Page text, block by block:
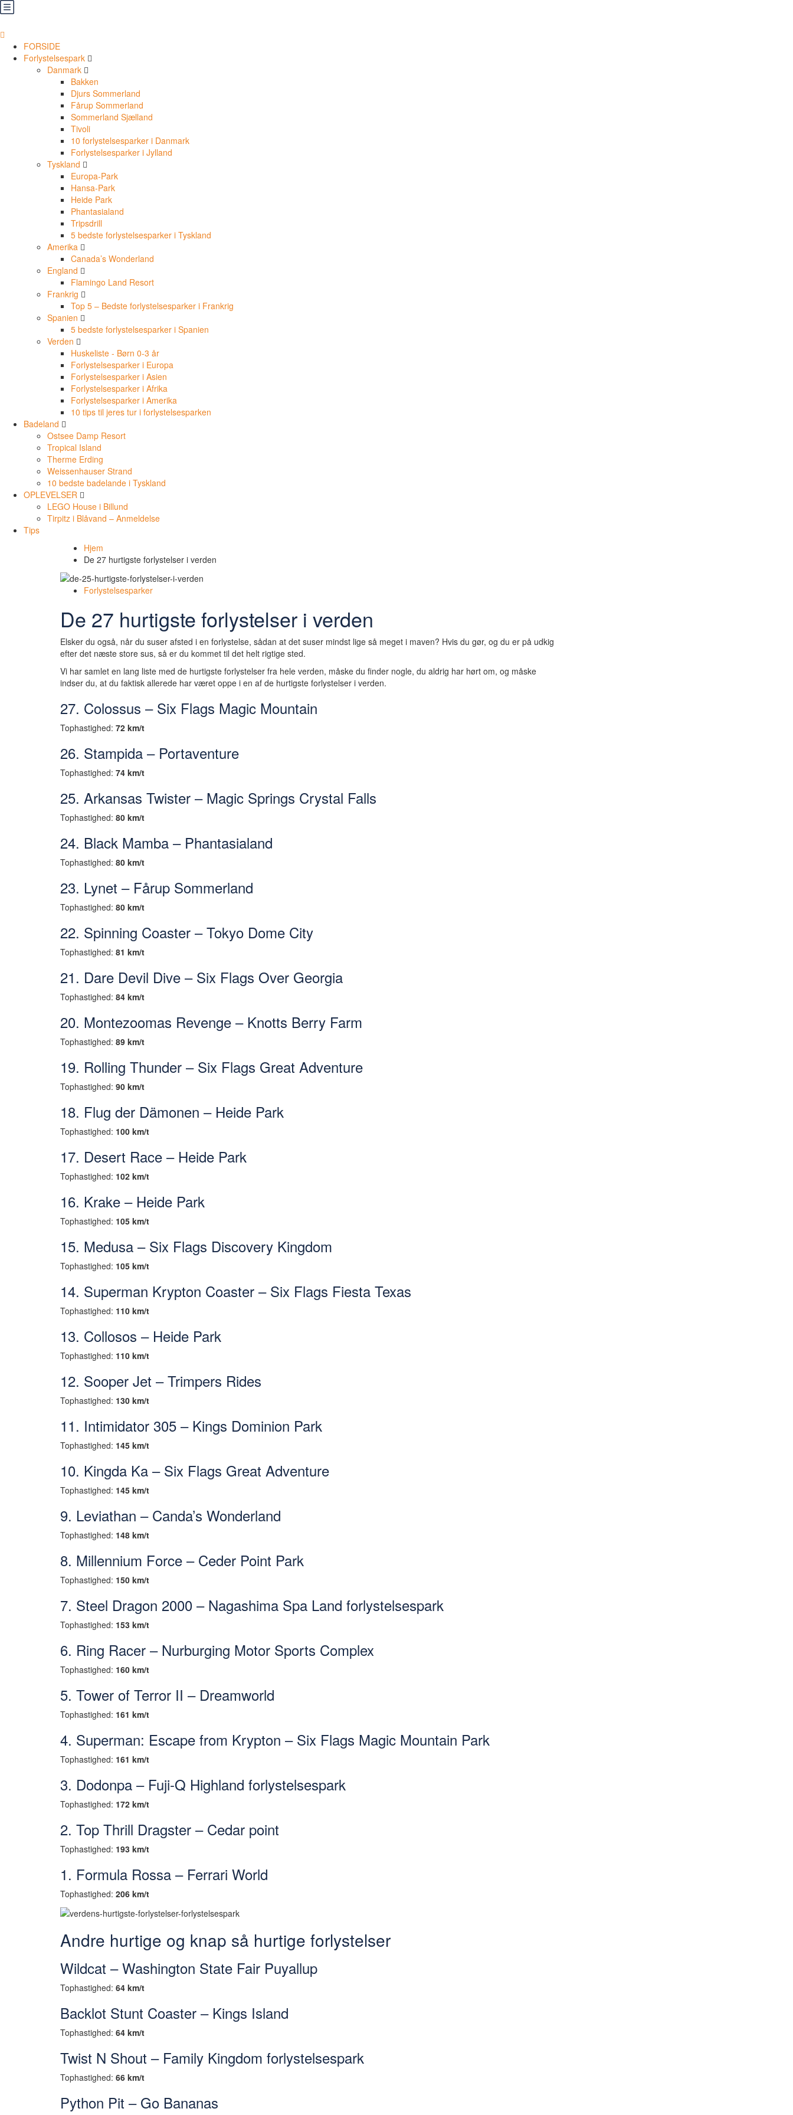
FORSIDE
Forlystelsespark
Danmark
Bakken
Djurs Sommerland
Fårup Sommerland
Sommerland Sjælland
Tivoli
10 forlystelsesparker i Danmark
Forlystelsesparker i Jylland
Tyskland
Europa-Park
Hansa-Park
Heide Park
Phantasialand
Tripsdrill
5 bedste forlystelsesparker i Tyskland
Amerika
Canada’s Wonderland
England
Flamingo Land Resort
Frankrig
Top 5 – Bedste forlystelsesparker i Frankrig
Spanien
5 bedste forlystelsesparker i Spanien
Verden
Huskeliste - Børn 0-3 år
Forlystelsesparker i Europa
Forlystelsesparker i Asien
Forlystelsesparker i Afrika
Forlystelsesparker i Amerika
10 tips til jeres tur i forlystelsesparken
Badeland
Ostsee Damp Resort
Tropical Island
Therme Erding
Weissenhauser Strand
10 bedste badelande i Tyskland
OPLEVELSER
LEGO House i Billund
Tirpitz i Blåvand – Anmeldelse
Tips
Hjem
De 27 hurtigste forlystelser i verden
Forlystelsesparker
De 27 hurtigste forlystelser i verden
Elsker du også, når du suser afsted i en forlystelse, sådan at det suser mindst lige så meget i maven? Hvis du gør, og du er på udkig
efter det næste store sus, så er du kommet til det helt rigtige sted.
Vi har samlet en lang liste med de hurtigste forlystelser fra hele verden, måske du finder nogle, du aldrig har hørt om, og måske
indser du, at du faktisk allerede har været oppe i en af de hurtigste forlystelser i verden.
27. Colossus – Six Flags Magic Mountain
Tophastighed: 72 km/t
26. Stampida – Portaventure
Tophastighed: 74 km/t
25. Arkansas Twister – Magic Springs Crystal Falls
Tophastighed: 80 km/t
24. Black Mamba – Phantasialand
Tophastighed: 80 km/t
23. Lynet – Fårup Sommerland
Tophastighed: 80 km/t
22. Spinning Coaster – Tokyo Dome City
Tophastighed: 81 km/t
21. Dare Devil Dive – Six Flags Over Georgia
Tophastighed: 84 km/t
20. Montezoomas Revenge – Knotts Berry Farm
Tophastighed: 89 km/t
19. Rolling Thunder – Six Flags Great Adventure
Tophastighed: 90 km/t
18. Flug der Dämonen – Heide Park
Tophastighed: 100 km/t
17. Desert Race – Heide Park
Tophastighed: 102 km/t
16. Krake – Heide Park
Tophastighed: 105 km/t
15. Medusa – Six Flags Discovery Kingdom
Tophastighed: 105 km/t
14. Superman Krypton Coaster – Six Flags Fiesta Texas
Tophastighed: 110 km/t
13. Collosos – Heide Park
Tophastighed: 110 km/t
12. Sooper Jet – Trimpers Rides
Tophastighed: 130 km/t
11. Intimidator 305 – Kings Dominion Park
Tophastighed: 145 km/t
10. Kingda Ka – Six Flags Great Adventure
Tophastighed: 145 km/t
9. Leviathan – Canda’s Wonderland
Tophastighed: 148 km/t
8. Millennium Force – Ceder Point Park
Tophastighed: 150 km/t
7. Steel Dragon 2000 – Nagashima Spa Land forlystelsespark
Tophastighed: 153 km/t
6. Ring Racer – Nurburging Motor Sports Complex
Tophastighed: 160 km/t
5. Tower of Terror II – Dreamworld
Tophastighed: 161 km/t
4. Superman: Escape from Krypton – Six Flags Magic Mountain Park
Tophastighed: 161 km/t
3. Dodonpa – Fuji-Q Highland forlystelsespark
Tophastighed: 172 km/t
2. Top Thrill Dragster – Cedar point
Tophastighed: 193 km/t
1. Formula Rossa – Ferrari World
Tophastighed: 206 km/t
Andre hurtige og knap så hurtige forlystelser
Wildcat – Washington State Fair Puyallup
Tophastighed: 64 km/t
Backlot Stunt Coaster – Kings Island
Tophastighed: 64 km/t
Twist N Shout – Family Kingdom forlystelsespark
Tophastighed: 66 km/t
Python Pit – Go Bananas